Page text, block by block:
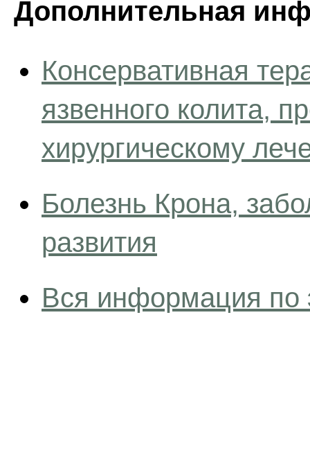
Дополнительная
Консервативная
язвенного колита,
хирургическому
Болезнь Крона,
развития
Вся информация по